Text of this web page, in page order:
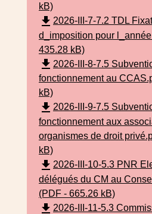
kB)
file_download 2026-III-7-7.2 TDL
d_imposition pour
435.28 kB)
file_download 2026-III-8-7.5
fonctionnement au
kB)
file_download 2026-III-9-7.5
fonctionnement aux
organismes de droit
kB)
file_download 2026-III-10-5.3 PNR
délégués du CM au
(PDF - 665.26 kB)
file_download 2026-III-11-5.3